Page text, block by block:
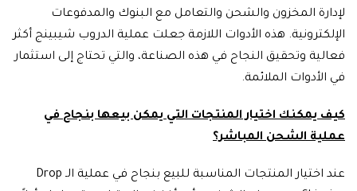
لإدارة المخزون والشحن والتعامل مع البنوك والمدفوعات
الإلكترونية. هذه الأدوات اللازمة جعلت عملية الدروب شيبينج أكثر
فعالية وتحقيق النجاح في هذه الصناعة، والتي تحتاج إلى استثمار
في الأدوات الملائمة.
كيف يمكنك اختيار المنتجات التي يمكن بيعها بنجاح في
عملية الشحن المباشر؟
عند اختيار المنتجات المناسبة للبيع بنجاح في عملية الـ Drop